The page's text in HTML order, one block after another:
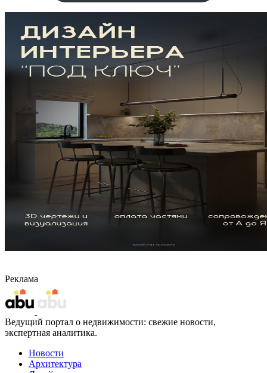
Реклама
Ведущий портал о недвижимости: свежие новости,
экспертная аналитика.
Новости
Архитектура